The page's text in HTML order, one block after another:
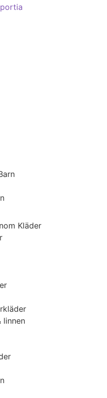
Kläder
linnen